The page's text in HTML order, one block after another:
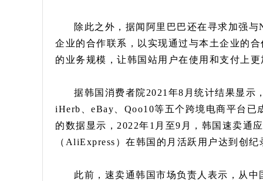
除此之外，据闻阿里巴巴还在寻求加强
企业的合作联系，以实现通过与本土企业的
的业务规模，让韩国站用户在使用和支付上
据韩国消费者院2021年8月统计结果显示
iHerb、eBay、Qoo10等五个跨境电商平台
的数据显示，2022年1月至9月，韩国速卖通
（AliExpress）在韩国的月活跃用户达到创纪
此前，速卖通韩国市场负责人表示，从